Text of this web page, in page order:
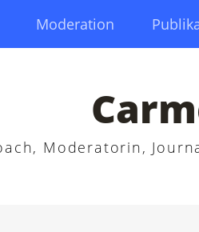
Moderation
Moderatorin,